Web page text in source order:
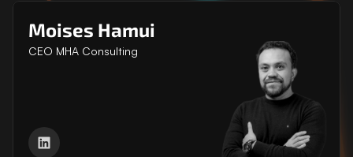
Moises Hamui
CEO MHA Consulting